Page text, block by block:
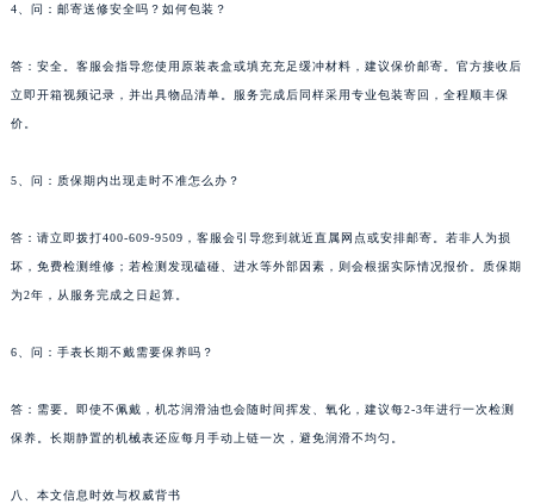
4、问：邮寄送修安全吗？如何包装？
答：安全。客服会指导您使用原装表盒或填充充足缓冲材料，建议保价邮寄。官方接收后
立即开箱视频记录，并出具物品清单。服务完成后同样采用专业包装寄回，全程顺丰保
价。
5、问：质保期内出现走时不准怎么办？
答：请立即拨打400-609-9509，客服会引导您到就近直属网点或安排邮寄。若非人为损
坏，免费检测维修；若检测发现磕碰、进水等外部因素，则会根据实际情况报价。质保期
为2年，从服务完成之日起算。
6、问：手表长期不戴需要保养吗？
答：需要。即使不佩戴，机芯润滑油也会随时间挥发、氧化，建议每2-3年进行一次检测
保养。长期静置的机械表还应每月手动上链一次，避免润滑不均匀。
八、本文信息时效与权威背书